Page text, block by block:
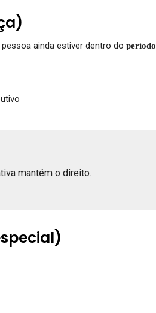
ainda estiver dentro do período
mantém o direito.